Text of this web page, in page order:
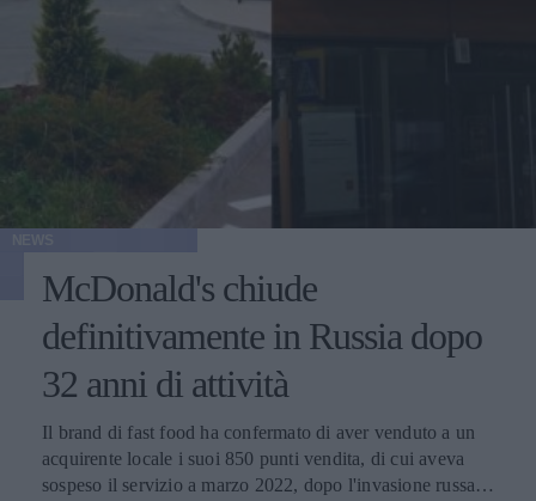
McDonald's chiude
definitivamente in Russia dopo
32 anni di attività
Il brand di fast food ha confermato di aver venduto a un
acquirente locale i suoi 850 punti vendita, di cui aveva
sospeso il servizio a marzo 2022, dopo l'invasione russa